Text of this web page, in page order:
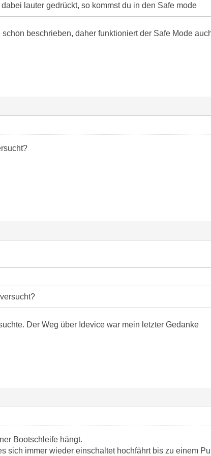
lauter gedrückt, so kommst du in den Safe mode
beschrieben, daher funktioniert der Safe Mode
Der Weg über Idevice war mein letzter Gedanke
Bootschleife hängt.
sich immer wieder einschaltet hochfährt bis zu einem